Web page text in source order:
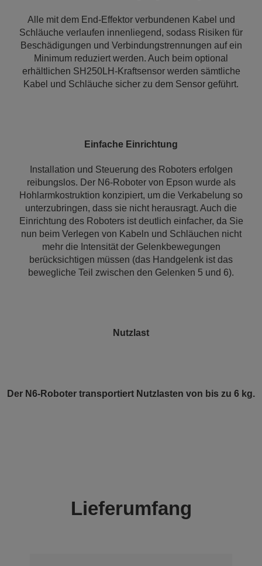
Alle mit dem End-Effektor verbundenen Kabel und
Schläuche verlaufen innenliegend, sodass Risiken für
Beschädigungen und Verbindungstrennungen auf ein
Minimum reduziert werden. Auch beim optional
erhältlichen SH250LH-Kraftsensor werden sämtliche
Kabel und Schläuche sicher zu dem Sensor geführt.
Einfache Einrichtung
Installation und Steuerung des Roboters erfolgen
reibungslos. Der N6-Roboter von Epson wurde als
Hohlarmkostruktion konzipiert, um die Verkabelung so
unterzubringen, dass sie nicht herausragt. Auch die
Einrichtung des Roboters ist deutlich einfacher, da Sie
nun beim Verlegen von Kabeln und Schläuchen nicht
mehr die Intensität der Gelenkbewegungen
berücksichtigen müssen (das Handgelenk ist das
bewegliche Teil zwischen den Gelenken 5 und 6).
Nutzlast
Der N6-Roboter transportiert Nutzlasten von bis zu 6 kg.
Lieferumfang